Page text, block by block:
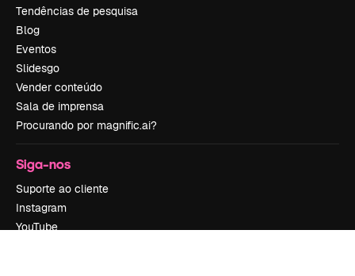
Tendências de pesquisa
Blog
Eventos
Slidesgo
Vender conteúdo
Sala de imprensa
Procurando por magnific.ai?
Siga-nos
Suporte ao cliente
Instagram
YouTube